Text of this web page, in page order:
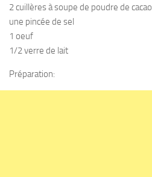
2 cuillères à soupe de poudre de cacao
une pincée de sel
1 oeuf
1/2 verre de lait
Préparation: